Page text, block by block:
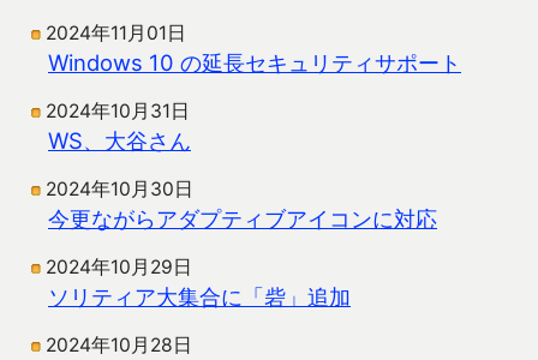
2024年11月01日
Windows 10 の延長セキュリティサポート
2024年10月31日
WS、大谷さん
2024年10月30日
今更ながらアダプティブアイコンに対応
2024年10月29日
ソリティア大集合に「砦」追加
2024年10月28日